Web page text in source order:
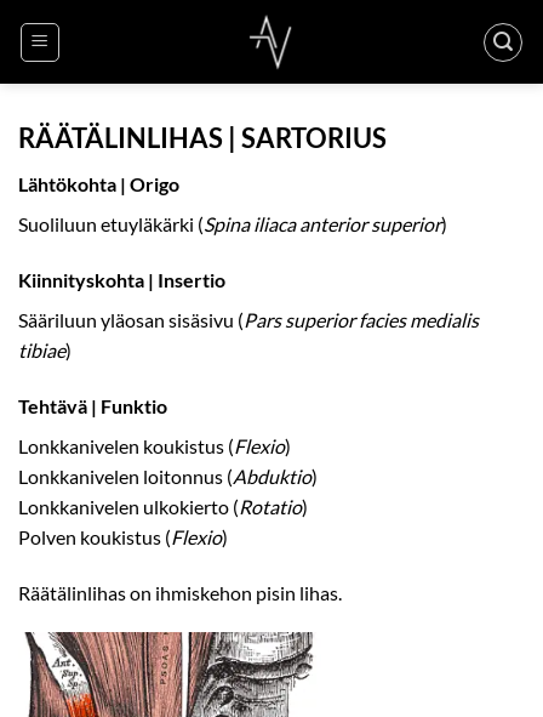
RÄÄTÄLINLIHAS | SARTORIUS
Lähtökohta | Origo
Suoliluun etuyläkärki (Spina iliaca anterior superior)
Kiinnityskohta | Insertio
Sääriluun yläosan sisäsivu (Pars superior facies medialis
tibiae)
Tehtävä | Funktio
Lonkkanivelen koukistus (Flexio)
Lonkkanivelen loitonnus (Abduktio)
Lonkkanivelen ulkokierto (Rotatio)
Polven koukistus (Flexio)
Räätälinlihas on ihmiskehon pisin lihas.